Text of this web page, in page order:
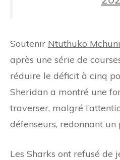
Soutenir Ntuthuko
après une série de
réduire le déficit à cinq
Sheridan a montré une
traverser, malgré
défenseurs, redonnant un
Les Sharks ont refusé de